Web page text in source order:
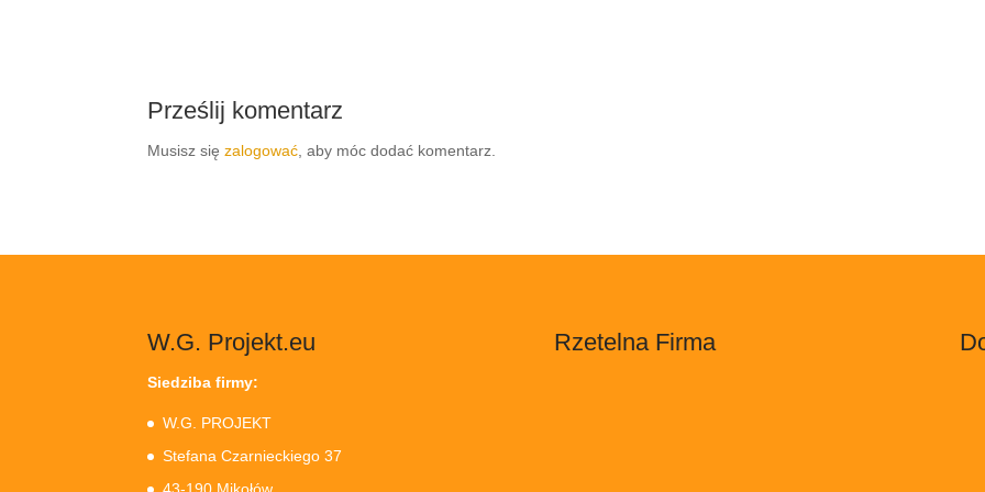
Prześlij komentarz
Musisz sięzalogować, aby móc dodać komentarz.
W.G. Projekt.eu
Siedziba firmy:
W.G. PROJEKT
Stefana Czarnieckiego 37
Rzetelna Firma